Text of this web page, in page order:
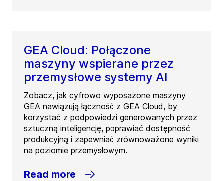
GEA Cloud: Połączone
maszyny wspierane przez
przemysłowe systemy AI
Zobacz, jak cyfrowo wyposażone maszyny
GEA nawiązują łączność z GEA Cloud, by
korzystać z podpowiedzi generowanych przez
sztuczną inteligencję, poprawiać dostępność
produkcyjną i zapewniać zrównoważone wyniki
na poziomie przemysłowym.
Read more